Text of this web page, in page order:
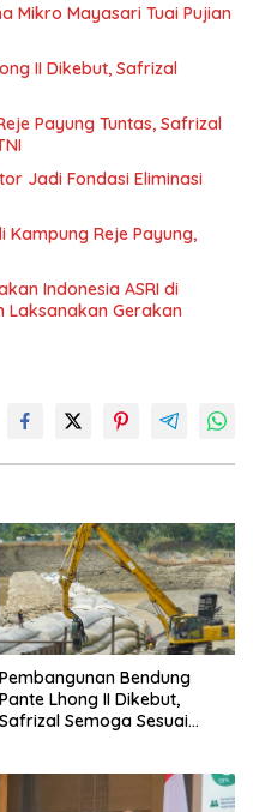
Mikro Mayasari Tuai Pujian
II Dikebut, Safrizal
Payung Tuntas, Safrizal
Jadi Fondasi Eliminasi
Kampung Reje Payung,
Indonesia ASRI di
Laksanakan Gerakan
Pembangunan Bendung
Pante Lhong II Dikebut,
Safrizal Semoga Sesuai